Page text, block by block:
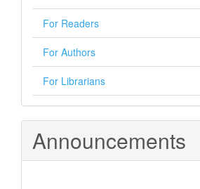
For Readers
For Authors
For Librarians
Announcements